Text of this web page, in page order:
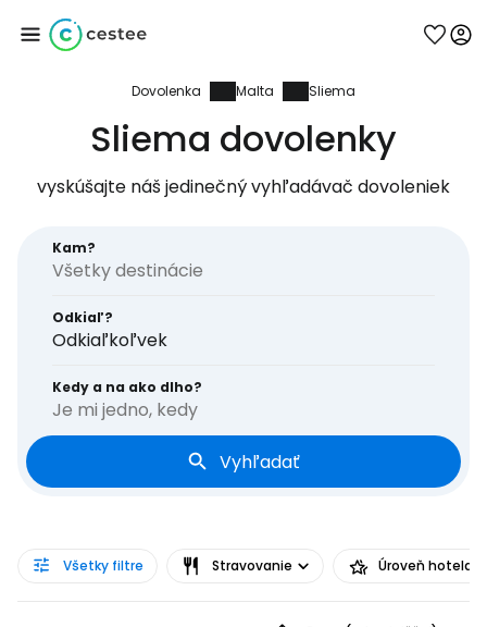
Dovolenka Malta Sliema
Sliema dovolenky
vyskúšajte náš jedinečný vyhľadávač dovoleniek
Kam?
Odkiaľ?
Odkiaľkoľvek
Kedy a na ako dlho?
Je mi jedno, kedy
Vyhľadať
Všetky filtre Stravovanie Úroveň hotela
Prihláste sa do
služby Cestee
Pokračovať na Facebooku
Pokračovať s e-mailom